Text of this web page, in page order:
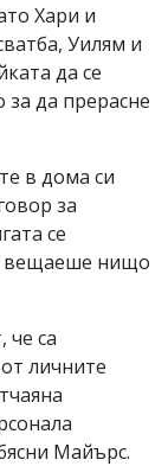
Хари и
Уилям и
да се
за да прерасне
в дома си
за
се
вещаеше нищо
че са
личните
Майърс.